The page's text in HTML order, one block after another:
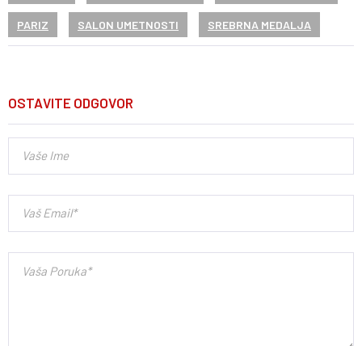
PARIZ SALON UMETNOSTI SREBRNA MEDALJA
OSTAVITE ODGOVOR